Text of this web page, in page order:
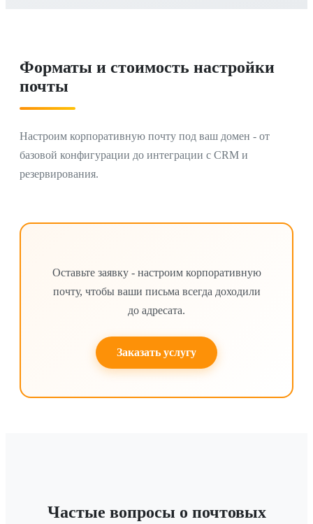
Форматы и стоимость настройки
почты
Настроим корпоративную почту под ваш домен - от
базовой конфигурации до интеграции с CRM и
резервирования.
Оставьте заявку - настроим корпоративную
почту, чтобы ваши письма всегда доходили
до адресата.
Заказать услугу
Частые вопросы о почтовых